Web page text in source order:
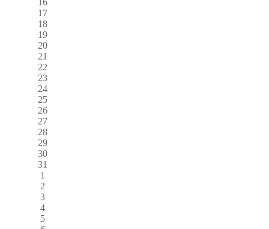
17
18
19
20
21
22
23
24
25
26
27
28
29
30
31
1
2
3
4
5